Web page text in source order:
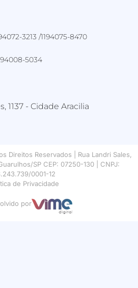
3213 /1194075-8470
94008-5034
1137 - Cidade Aracilia
Direitos Reservados | Rua Landri Sales,
SP CEP: 07250-130 | CNPJ:
0001-12
de Privacidade
por